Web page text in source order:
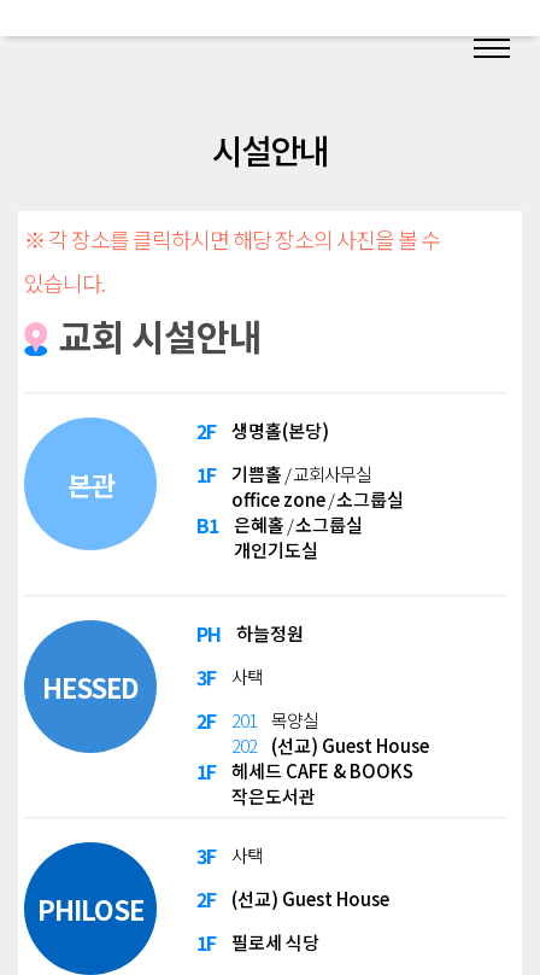
시설안내
※ 각 장소를 클릭하시면 해당 장소의 사진을 볼 수
있습니다.
교회 시설안내
본관
2F 생명홀(본당)
1F 기쁨홀/ 교회사무실
office zone/소그룹실
B1 은혜홀/소그룹실
개인기도실
HESSED
PH 하늘정원
3F 사택
2F 201
목양실
202
(선교) Guest House
1F
헤세드 CAFE & BOOKS
작은도서관
PHILOSE
3F 사택
2F (선교) Guest House
1F 필로세 식당